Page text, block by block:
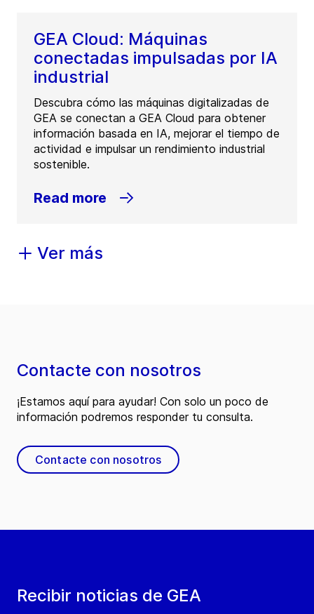
GEA Cloud: Máquinas
conectadas impulsadas por IA
industrial
Descubra cómo las máquinas digitalizadas de
GEA se conectan a GEA Cloud para obtener
información basada en IA, mejorar el tiempo de
actividad e impulsar un rendimiento industrial
sostenible.
Read more
Ver más
Recibir noticias de GEA
Contacte con nosotros
¡Estamos aquí para ayudar! Con solo un poco de
información podremos responder tu consulta.
Contacte con nosotros